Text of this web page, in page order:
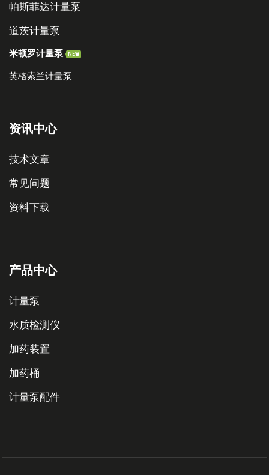
帕斯菲达计量泵
道茨计量泵
米顿罗计量泵 NEW
英格索兰计量泵
资讯中心
技术文章
常见问题
资料下载
产品中心
计量泵
水质检测仪
加药装置
加药桶
计量泵配件